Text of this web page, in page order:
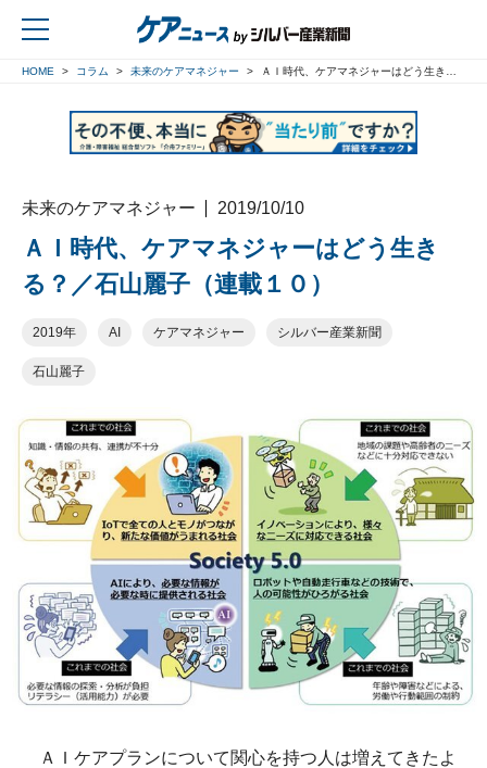
HOME コラム 未来のケアマネジャー ＡＩ時代、ケアマネジャーはどう生きる？／石山麗子（連載１０）
未来のケアマネジャー 2019/10/10
ＡＩ時代、ケアマネジャーはどう生き
る？／石山麗子（連載１０）
2019年 AI ケアマネジャー シルバー産業新聞
石山麗子
ＡＩケアプランについて関心を持つ人は増えてきたよ